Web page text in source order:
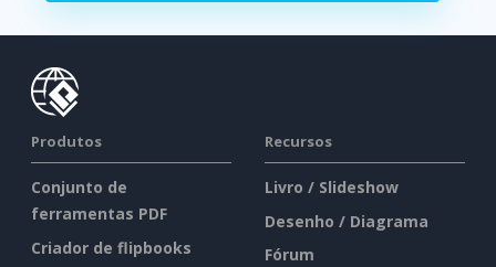
Produtos
Conjunto de
ferramentas PDF
Criador de flipbooks
Recursos
Livro / Slideshow
Desenho / Diagrama
Fórum